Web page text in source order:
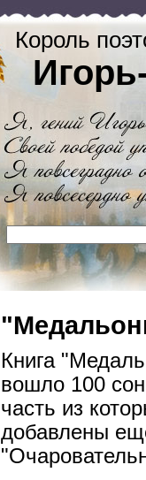
Король
Книга
вошло 100
часть из
добавлены